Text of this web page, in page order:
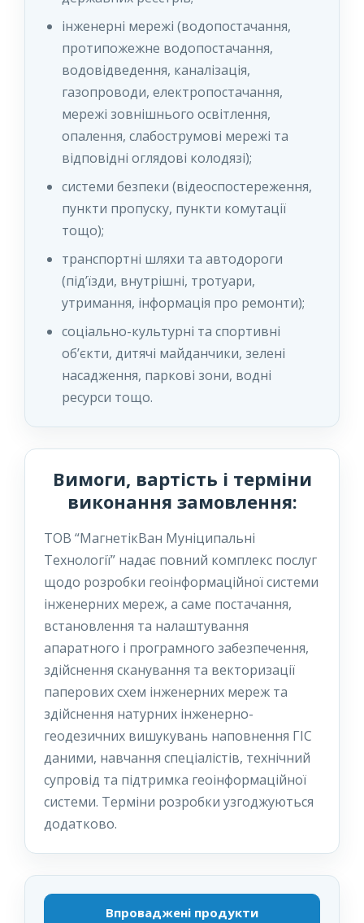
інженерні мережі (водопостачання,
протипожежне водопостачання,
водовідведення, каналізація,
газопроводи, електропостачання,
мережі зовнішнього освітлення,
опалення, слабострумові мережі та
відповідні оглядові колодязі);
системи безпеки (відеоспостереження,
пункти пропуску, пункти комутації
тощо);
транспортні шляхи та автодороги
(під’їзди, внутрішні, тротуари,
утримання, інформація про ремонти);
соціально-культурні та спортивні
об’єкти, дитячі майданчики, зелені
насадження, паркові зони, водні
ресурси тощо.
Вимоги, вартість і терміни
виконання замовлення:
ТОВ “МагнетікВан Муніципальні
Технології” надає повний комплекс послуг
щодо розробки геоінформаційної системи
інженерних мереж, а саме постачання,
встановлення та налаштування
апаратного і програмного забезпечення,
здійснення сканування та векторизації
паперових схем інженерних мереж та
здійснення натурних інженерно-
геодезичних вишукувань наповнення ГІС
даними, навчання спеціалістів, технічний
супровід та підтримка геоінформаційної
системи. Терміни розробки узгоджуються
додатково.
Впроваджені продукти